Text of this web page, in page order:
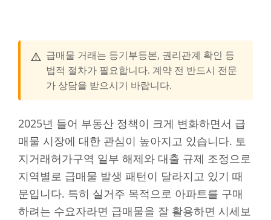
⚠️ 급매물 거래는 등기부등본, 권리관계 확인 등
법적 절차가 필요합니다. 계약 전 반드시 전문
가 상담을 받으시기 바랍니다.
2025년 들어 부동산 정책이 크게 변화하면서 급
매물 시장에 대한 관심이 높아지고 있습니다. 토
지거래허가구역 일부 해제와 대출 규제 조정으로
지역별로 급매물 발생 패턴이 달라지고 있기 때
문입니다. 특히 실거주 목적으로 아파트를 구매
하려는 수요자라면 급매물을 잘 활용하면 시세보